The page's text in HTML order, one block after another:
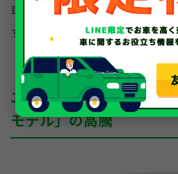
車は新車と変わらないプレミア価
す。
エブリイバン（商用）：
モデル」の高騰